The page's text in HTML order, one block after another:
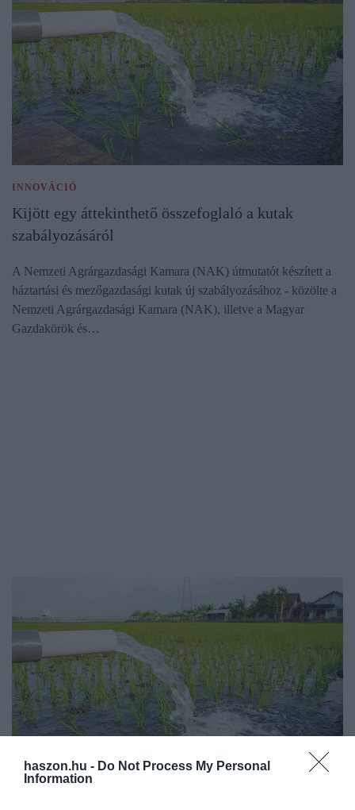
haszon.hu - Do Not Process My Personal
Information
INNOVÁCIÓ
Kijött egy áttekinthető összefoglaló a kutak
szabályozásáról
A Nemzeti Agrárgazdasági Kamara (NAK) útmutatót készített a
háztartási és mezőgazdasági kutak új szabályozásához - közölte a
Nemzeti Agrárgazdasági Kamara (NAK), illetve a Magyar
Gazdakörök és…